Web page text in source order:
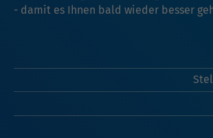
- damit es Ihnen bald wieder besser